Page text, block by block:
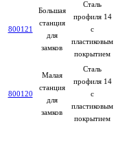
800121
Большая
станция
для
замков
Сталь
профиля 14
с
пластиковым
покрытием
800120
Малая
станция
для
замков
Сталь
профиля 14
с
пластиковым
покрытием